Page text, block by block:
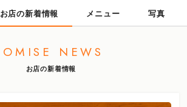
お店の新着情報 メニュー 写真
OMISE NEWS
お店の新着情報